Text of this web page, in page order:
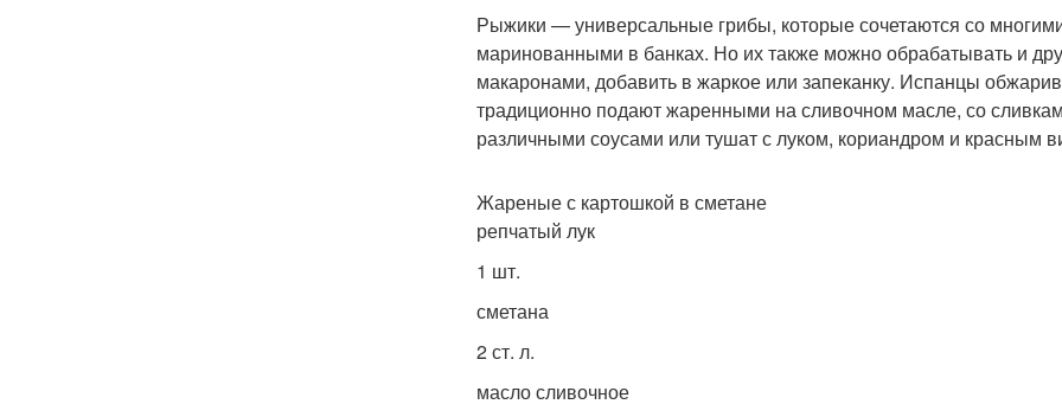
Рыжики — универсальные грибы, которые сочетаются со
маринованными в банках. Но их также можно обрабатывать и
макаронами, добавить в жаркое или запеканку. Испанцы
традиционно подают жаренными на сливочном масле, со
различными соусами или тушат с луком, кориандром и красным
Жареные с картошкой в сметане
репчатый лук
1 шт.
сметана
2 ст. л.
масло сливочное